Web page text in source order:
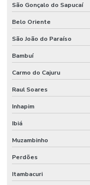
São Gonçalo do Sapucaí
Belo Oriente
São João do Paraíso
Bambuí
Carmo do Cajuru
Raul Soares
Inhapim
Ibiá
Muzambinho
Perdões
Itambacuri